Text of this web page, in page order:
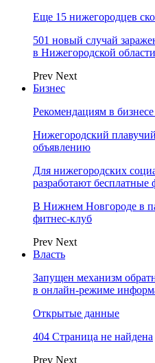
Еще 15 нижегородцев
501 новый случай
в Нижегородской
Prev Next
Бизнес
Рекомендациям в
Нижегородский
объявлению
Для нижегородских
разработают
В Нижнем Новгороде в
фитнес-клуб
Prev Next
Власть
Запущен механизм
в онлайн-режиме
Открытые данные
404 Страница не найдена
Prev Next